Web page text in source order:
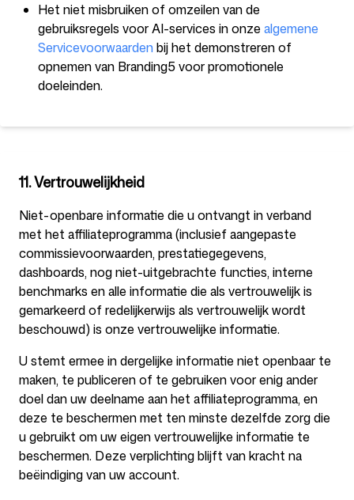
Het niet misbruiken of omzeilen van de
gebruiksregels voor AI-services in onze algemene
Servicevoorwaardenbij het demonstreren of
opnemen van Branding5 voor promotionele
doeleinden.
11. Vertrouwelijkheid
Niet-openbare informatie die u ontvangt in verband
met het affiliateprogramma (inclusief aangepaste
commissievoorwaarden, prestatiegegevens,
dashboards, nog niet-uitgebrachte functies, interne
benchmarks en alle informatie die als vertrouwelijk is
gemarkeerd of redelijkerwijs als vertrouwelijk wordt
beschouwd) is onze vertrouwelijke informatie.
U stemt ermee in dergelijke informatie niet openbaar te
maken, te publiceren of te gebruiken voor enig ander
doel dan uw deelname aan het affiliateprogramma, en
deze te beschermen met ten minste dezelfde zorg die
u gebruikt om uw eigen vertrouwelijke informatie te
beschermen. Deze verplichting blijft van kracht na
beëindiging van uw account.